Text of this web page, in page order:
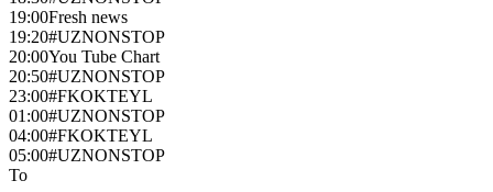
19:00Fresh news
19:20#UZNONSTOP
20:00You Tube Chart
20:50#UZNONSTOP
23:00#FKOKTEYL
01:00#UZNONSTOP
04:00#FKOKTEYL
05:00#UZNONSTOP
To